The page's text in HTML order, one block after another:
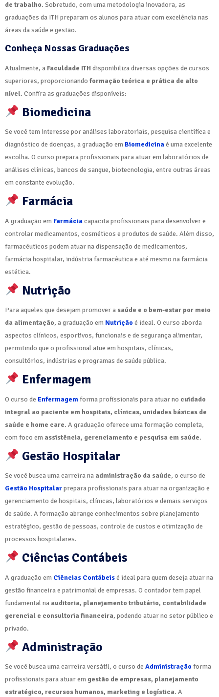
de trabalho. Sobretudo, com uma metodologia inovadora, as
graduações da ITH preparam os alunos para atuar com excelência nas
áreas da saúde e gestão.
Conheça Nossas Graduações
Atualmente, a Faculdade ITH disponibiliza diversas opções de cursos
superiores, proporcionando formação teórica e prática de alto
nível. Confira as graduações disponíveis:
Biomedicina
Se você tem interesse por análises laboratoriais, pesquisa científica e
diagnóstico de doenças, a graduação em Biomedicinaé uma excelente
escolha. O curso prepara profissionais para atuar em laboratórios de
análises clínicas, bancos de sangue, biotecnologia, entre outras áreas
em constante evolução.
Farmácia
A graduação em Farmáciacapacita profissionais para desenvolver e
controlar medicamentos, cosméticos e produtos de saúde. Além disso,
farmacêuticos podem atuar na dispensação de medicamentos,
farmácia hospitalar, indústria farmacêutica e até mesmo na farmácia
estética.
Nutrição
Para aqueles que desejam promover a saúde e o bem-estar por meio
da alimentação, a graduação em Nutriçãoé ideal. O curso aborda
aspectos clínicos, esportivos, funcionais e de segurança alimentar,
permitindo que o profissional atue em hospitais, clínicas,
consultórios, indústrias e programas de saúde pública.
Enfermagem
O curso de Enfermagemforma profissionais para atuar no cuidado
integral ao paciente em hospitais, clínicas, unidades básicas de
saúde e home care. A graduação oferece uma formação completa,
com foco em assistência, gerenciamento e pesquisa em saúde.
Gestão Hospitalar
Se você busca uma carreira na administração da saúde, o curso de
Gestão Hospitalarprepara profissionais para atuar na organização e
gerenciamento de hospitais, clínicas, laboratórios e demais serviços
de saúde. A formação abrange conhecimentos sobre planejamento
estratégico, gestão de pessoas, controle de custos e otimização de
processos hospitalares.
Ciências Contábeis
A graduação em Ciências Contábeisé ideal para quem deseja atuar na
gestão financeira e patrimonial de empresas. O contador tem papel
fundamental na auditoria, planejamento tributário, contabilidade
gerencial e consultoria financeira, podendo atuar no setor público e
privado.
Administração
Se você busca uma carreira versátil, o curso de Administraçãoforma
profissionais para atuar em gestão de empresas, planejamento
estratégico, recursos humanos, marketing e logística. A